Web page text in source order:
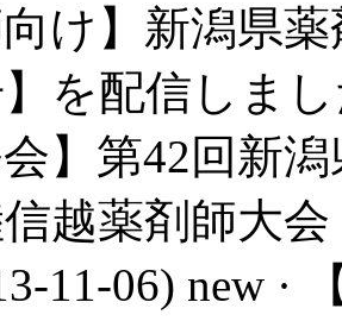
向け】新潟県
】を配信しま
】第42回新
越薬剤師大
11-06) new ·